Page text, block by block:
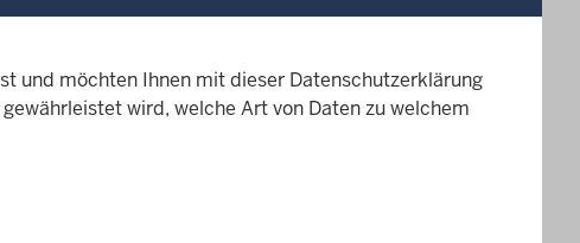
und möchten Ihnen mit dieser Datenschutzerklärung
wird, welche Art von Daten zu welchem